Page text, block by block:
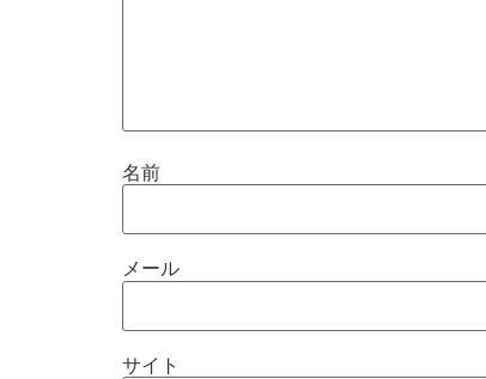
名前
メール
サイト